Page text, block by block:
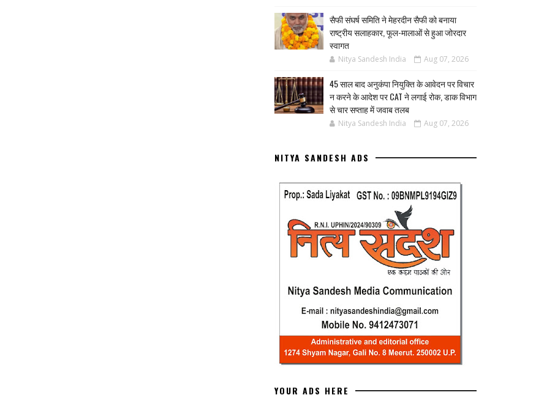
सैफी संघर्ष समिति ने मेहरदीन सैफी को बनाया
राष्ट्रीय सलाहकार, फूल-मालाओं से हुआ जोरदार
स्वागत
Nitya Sandesh India Aug 07, 2026
45 साल बाद अनुकंपा नियुक्ति के आवेदन पर विचार
न करने के आदेश पर CAT ने लगाई रोक, डाक विभाग
से चार सप्ताह में जवाब तलब
Nitya Sandesh India Aug 07, 2026
NITYA SANDESH ADS
YOUR ADS HERE